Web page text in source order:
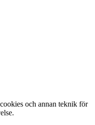
och annan teknik för